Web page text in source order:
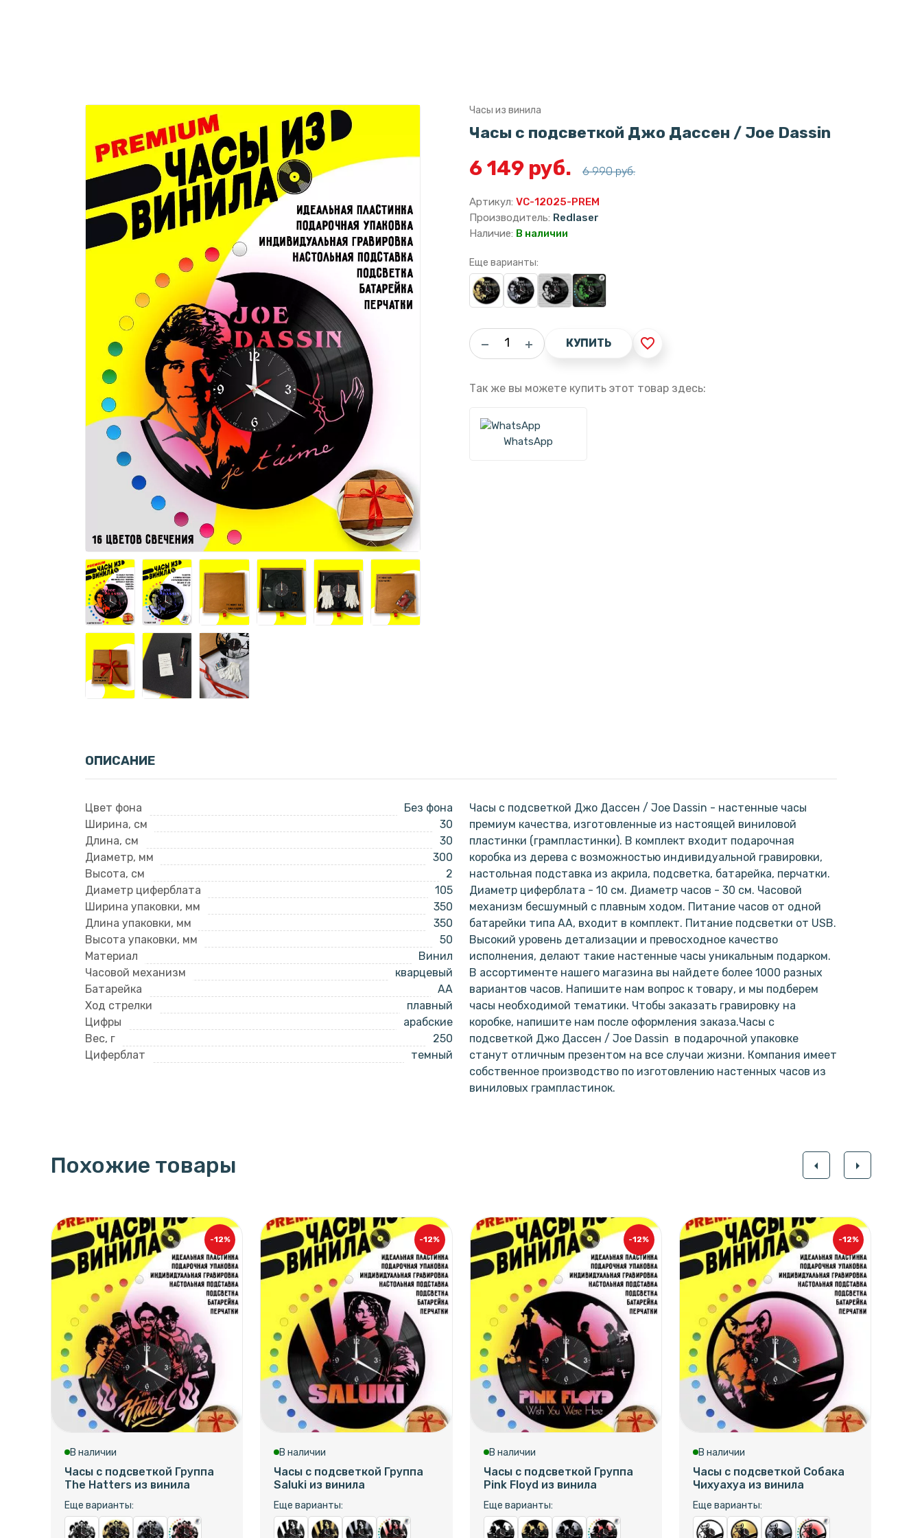
Часы из винила
Часы с подсветкой Джо Дассен / Joe Dassin
6 149 руб. 6 990 руб.
Артикул: VC-12025-PREM
Производитель: Redlaser
Наличие: В наличии
Еще варианты:
КУПИТЬ favorite_border
Так же вы можете купить этот товар здесь:
WhatsApp
ОПИСАНИЕ
Цвет фона
Без фона
Ширина, см
30
Длина, см
30
Диаметр, мм
300
Высота, см
2
Диаметр циферблата
105
Ширина упаковки, мм
350
Длина упаковки, мм
350
Высота упаковки, мм
50
Материал
Винил
Часовой механизм
кварцевый
Батарейка
AA
Ход стрелки
плавный
Цифры
арабские
Вес, г
250
Циферблат
темный
Часы с подсветкой Джо Дассен / Joe Dassin - настенные часы
премиум качества, изготовленные из настоящей виниловой
пластинки (грампластинки). В комплект входит подарочная
коробка из дерева с возможностью индивидуальной гравировки,
настольная подставка из акрила, подсветка, батарейка, перчатки.
Диаметр циферблата - 10 см. Диаметр часов - 30 см. Часовой
механизм бесшумный с плавным ходом. Питание часов от одной
батарейки типа АА, входит в комплект. Питание подсветки от USB.
Высокий уровень детализации и превосходное качество
исполнения, делают такие настенные часы уникальным подарком.
В ассортименте нашего магазина вы найдете более 1000 разных
вариантов часов. Напишите нам вопрос к товару, и мы подберем
часы необходимой тематики. Чтобы заказать гравировку на
коробке, напишите нам после оформления заказа.Часы с
подсветкой Джо Дассен / Joe Dassin в подарочной упаковке
станут отличным презентом на все случаи жизни. Компания имеет
собственное производство по изготовлению настенных часов из
виниловых грампластинок.
Похожие товары arrow_left arrow_right
-12%
В наличии
Часы с подсветкой Группа
The Hatters из винила
Еще варианты:
-12%
В наличии
Часы с подсветкой Группа
Saluki из винила
Еще варианты:
-12%
В наличии
Часы с подсветкой Группа
Pink Floyd из винила
Еще варианты:
-12%
В наличии
Часы с подсветкой Собака
Чихуахуа из винила
Еще варианты: